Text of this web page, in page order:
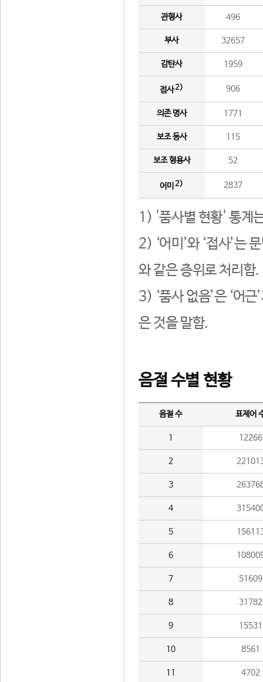
관형사 496
부사 32657
감탄사 1959
접사2) 906
의존 명사 1771
보조 동사 115
보조 형용사 52
어미 2) 2837
1) '품사별 현황' 통계
2) ‘어미’와 ‘접사’는
와 같은 층위로 처리함.
3) ‘품사 없음’은 ‘어
은 것을 말함.
음절 수별 현황
음절 수 표제어
1 12266
2
3
4
5
6
7 51609
8 31782
9 15531
10 8561
11 4702